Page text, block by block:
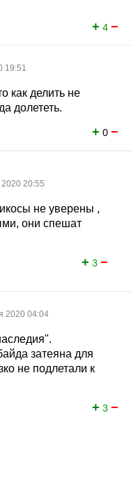
+ 4 −
19:51
как делить не
долететь.
+ 0 −
20:55
не уверены ,
они спешат
+ 3 −
2020 04:04
затеяна для
не подлетали к
+ 3 −